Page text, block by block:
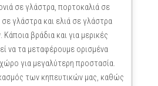
σε γλάστρα, πορτοκαλιά σε
γλάστρα και ελιά σε γλάστρα
βράδια και για μερικές
να τα μεταφέρουμε ορισμένα
για μεγαλύτερη προστασία.
των κηπευτικών μας, καθώς